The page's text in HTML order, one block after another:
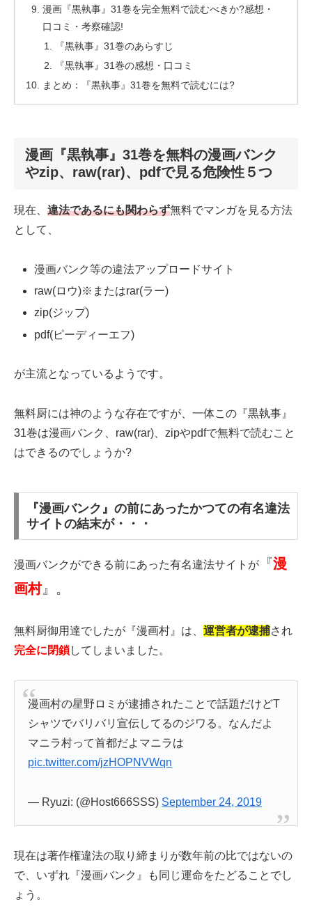
漫画『黒執事』31巻を完全無料で読むべきか?感想・
口コミ・考察確認!
『黒執事』31巻のあらすじ
『黒執事』31巻の感想・口コミ
まとめ：『黒執事』31巻を無料で読むには?
漫画『黒執事』31巻を無料の漫画バンク
やzip、raw(rar)、pdfで見る危険性５つ
現在、 違法であるにも関わらず無料でマンガを見る方法
として、
漫画バンク等の違法アップロードサイト
raw(ロウ)※またはrar(ラー)
zip(ジップ)
pdf(ピーディーエフ)
が主流となっているようです。
無料厨には神のような存在ですが、一体この『黒執事』
31巻は漫画バンク、raw(rar)、zipやpdfで無料で読むこと
はできるのでしょうか?
『漫画バンク』の前にあったかつての有名違法
サイトの結末が・・・
漫画バンクができる前にあった有名違法サイトが 『漫
画村』。
無料厨御用達でしたが『漫画村』は、 運営者が逮捕され
完全に閉鎖してしまいました。
漫画村の星野ロミが逮捕されたことで話題だけどT
シャツでバリバリ宣伝してるのジワる。なんだよ
マニラ村って首都だよマニラは
pic.twitter.com/jzHOPNVWqn
— Ryuzi: (@Host666SSS) September 24, 2019
現在は著作権違法の取り締まりが数年前の比ではないの
で、いずれ『漫画バンク』も同じ運命をたどることでし
ょう。